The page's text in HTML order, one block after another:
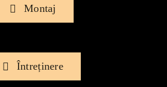
Montaj
Întreținere